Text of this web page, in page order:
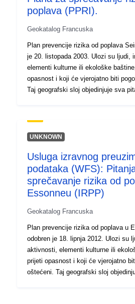
poplava (PPRI).
Geokatalog Francuska
Plan prevencije rizika od poplava
je 20. listopada 2003. Ulozi su ljudi,
elementi kulturne ili ekološke
opasnost i koji će vjerojatno biti
Taj geografski sloj objedinjuje sva
pojedinaca izloženih opasnostima u
za sprečavanje rizika. Ti se podaci
pitanja se prema potrebi ponovno
ažuriranim izvorima podataka.
UNKNOWN
Usluga izravnog
podataka (WFS):
sprečavanje rizika od
Essonneu (IRPP)
Geokatalog Francuska
Plan prevencije rizika od poplava u
odobren je 18. lipnja 2012. Ulozi su
aktivnosti, elementi kulturne ili
prijeti opasnost i koji će vjerojatno
oštećeni. Taj geografski sloj